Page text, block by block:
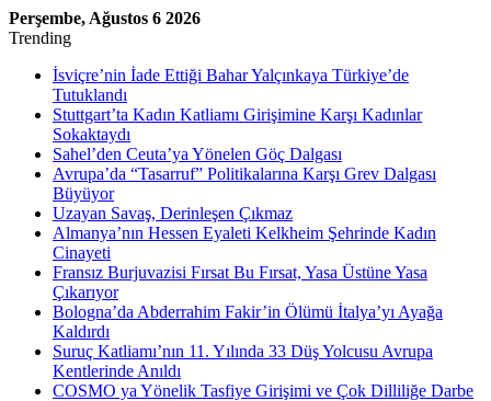
Perşembe, Ağustos 6 2026
Trending
İsviçre’nin İade Ettiği Bahar Yalçınkaya Türkiye’de
Tutuklandı
Stuttgart’ta Kadın Katliamı Girişimine Karşı Kadınlar
Sokaktaydı
Sahel’den Ceuta’ya Yönelen Göç Dalgası
Avrupa’da “Tasarruf” Politikalarına Karşı Grev Dalgası
Büyüyor
Uzayan Savaş, Derinleşen Çıkmaz
Almanya’nın Hessen Eyaleti Kelkheim Şehrinde Kadın
Cinayeti
Fransız Burjuvazisi Fırsat Bu Fırsat, Yasa Üstüne Yasa
Çıkarıyor
Bologna’da Abderrahim Fakir’in Ölümü İtalya’yı Ayağa
Kaldırdı
Suruç Katliamı’nın 11. Yılında 33 Düş Yolcusu Avrupa
Kentlerinde Anıldı
COSMO ya Yönelik Tasfiye Girişimi ve Çok Dilliliğe Darbe